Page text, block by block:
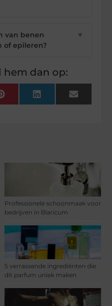
Professionele schoonmaak voor
bedrijven in Blaricum
5 verrassende ingrediënten die
dit parfum uniek maken
van benen
of epileren?
▼
hem dan op:
Pinterest LinkedIn Email